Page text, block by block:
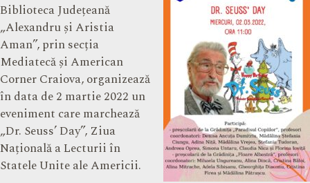
Biblioteca Județeană
„Alexandru și Aristia
Aman”, prin secția
Mediatecă și American
Corner Craiova, organizează
în data de 2 martie 2022 un
eveniment care marchează
„Dr. Seuss’ Day”, Ziua
Națională a Lecturii în
Statele Unite ale Americii.